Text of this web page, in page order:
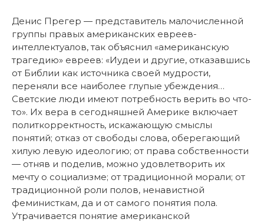
Денис Прегер — представитель малочисленной
группы правых американских евреев-
интеллектуалов, так объяснил «американскую
трагедию» евреев: «Иудеи и другие, отказавшись
от Библии как источника своей мудрости,
переняли все наиболее глупые убеждения…
Светские люди имеют потребность верить во что-
то». Их вера в сегодняшней Америке включает
политкорректность, искажающую смыслы
понятий; отказ от свободы слова, оберегающий
хилую левую идеологию; от права собственности
— отняв и поделив, можно удовлетворить их
мечту о социализме; от традиционной морали; от
традиционной роли полов, ненавистной
феминисткам, да и от самого понятия пола.
Утрачивается понятие американской